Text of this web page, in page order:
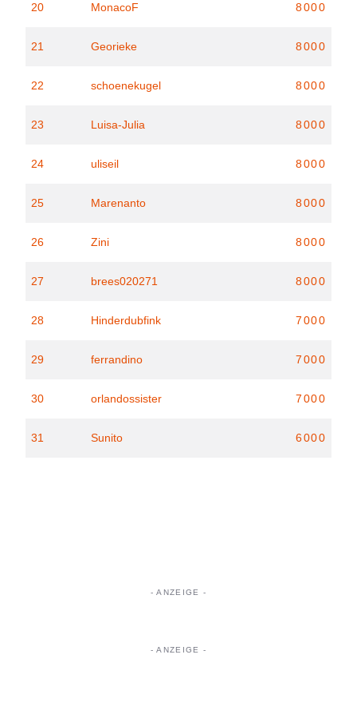
20 MonacoF 8000
21 Georieke 8000
22 schoenekugel 8000
23 Luisa-Julia 8000
24 uliseil 8000
25 Marenanto 8000
26 Zini 8000
27 brees020271 8000
28 Hinderdubfink 7000
29 ferrandino 7000
30 orlandossister 7000
31 Sunito 6000